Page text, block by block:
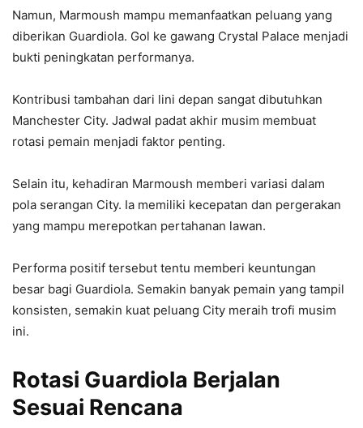
Namun, Marmoush mampu memanfaatkan peluang yang
diberikan Guardiola. Gol ke gawang Crystal Palace menjadi
bukti peningkatan performanya.
Kontribusi tambahan dari lini depan sangat dibutuhkan
Manchester City. Jadwal padat akhir musim membuat
rotasi pemain menjadi faktor penting.
Selain itu, kehadiran Marmoush memberi variasi dalam
pola serangan City. Ia memiliki kecepatan dan pergerakan
yang mampu merepotkan pertahanan lawan.
Performa positif tersebut tentu memberi keuntungan
besar bagi Guardiola. Semakin banyak pemain yang tampil
konsisten, semakin kuat peluang City meraih trofi musim
ini.
Rotasi Guardiola Berjalan
Sesuai Rencana